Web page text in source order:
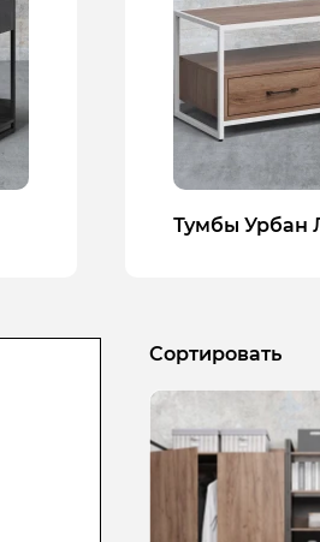
Тумбы Урбан
Сортировать